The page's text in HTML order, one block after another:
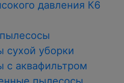
давления К6
сухой уборки
с аквафильтром